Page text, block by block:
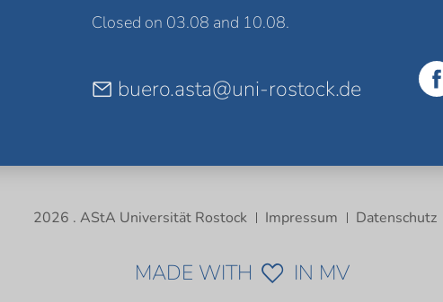
Closed on 03.08 and 10.08.
buero.asta@uni-rostock.de
2026 . AStA Universität Rostock Impressum Datenschutz
MADE WITH IN MV